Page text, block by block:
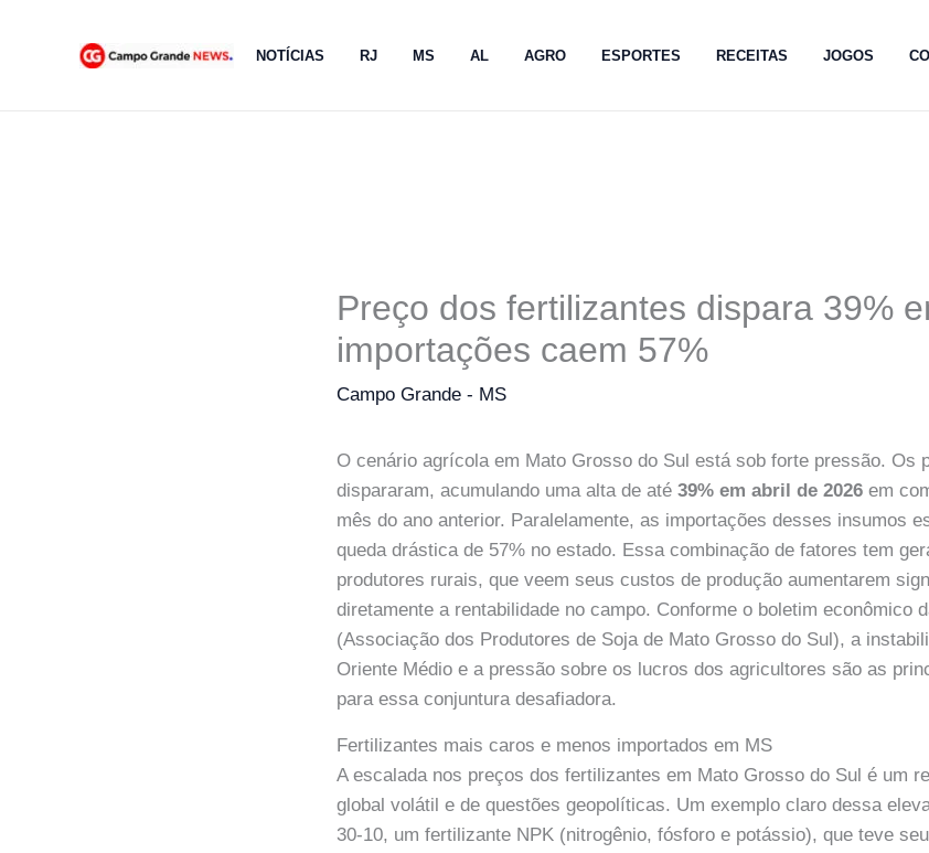
NOTÍCIAS RJ MS AL AGRO ESPORTES RECEITAS JOGOS
Preço dos fertilizantes dispara 39%
importações caem 57%
Campo Grande - MS
O cenário agrícola em Mato Grosso do Sul está sob forte pressão. Os
dispararam, acumulando uma alta de até39% em abril de 2026 em
mês do ano anterior. Paralelamente, as importações desses insumos
queda drástica de 57% no estado. Essa combinação de fatores tem
produtores rurais, que veem seus custos de produção aumentarem
diretamente a rentabilidade no campo. Conforme o boletim econômico
(Associação dos Produtores de Soja de Mato Grosso do Sul), a
Oriente Médio e a pressão sobre os lucros dos agricultores são as
para essa conjuntura desafiadora.
Fertilizantes mais caros e menos importados em MS
A escalada nos preços dos fertilizantes em Mato Grosso do Sul é um
global volátil e de questões geopolíticas. Um exemplo claro dessa
30-10, um fertilizante NPK (nitrogênio, fósforo e potássio), que teve